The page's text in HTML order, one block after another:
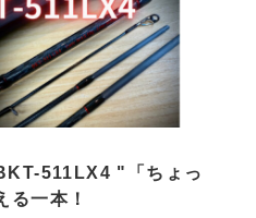
511LX4 "「ちょっ
る一本！